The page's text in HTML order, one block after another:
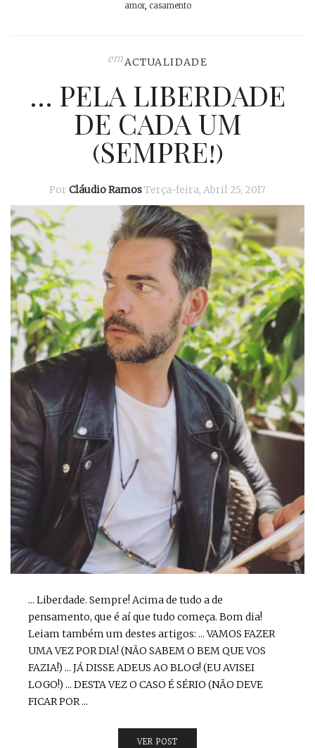
amor, casamento
emACTUALIDADE
… PELA LIBERDADE
DE CADA UM
(SEMPRE!)
Por Cláudio RamosTerça-feira, Abril 25, 2017
... Liberdade. Sempre! Acima de tudo a de
pensamento, que é aí que tudo começa. Bom dia!
Leiam também um destes artigos: ... VAMOS FAZER
UMA VEZ POR DIA! (NÃO SABEM O BEM QUE VOS
FAZIA!) ... JÁ DISSE ADEUS AO BLOG! (EU AVISEI
LOGO!) ... DESTA VEZ O CASO É SÉRIO (NÃO DEVE
FICAR POR ...
VER POST